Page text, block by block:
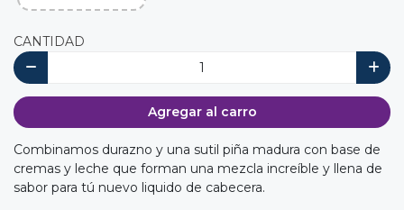
CANTIDAD
Agregar al carro
Combinamos durazno y una sutil piña madura con base de
cremas y leche que forman una mezcla increíble y llena de
sabor para tú nuevo liquido de cabecera.